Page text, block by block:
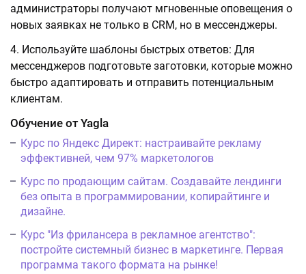
администраторы получают мгновенные оповещения о
новых заявках не только в CRM, но в мессенджеры.
Используйте шаблоны быстрых ответов: Для
мессенджеров подготовьте заготовки, которые можно
быстро адаптировать и отправить потенциальным
клиентам.
Обучение от Yagla
Курс по Яндекс Директ: настраивайте рекламу
эффективней, чем 97% маркетологов
Курс по продающим сайтам. Создавайте лендинги
без опыта в программировании, копирайтинге и
дизайне.
Курс "Из фрилансера в рекламное агентство":
постройте системный бизнес в маркетинге. Первая
программа такого формата на рынке!